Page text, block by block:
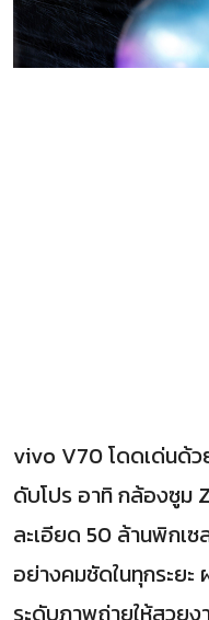
vivo V70 โดดเด่นด้
ดับโปร อาทิ กล้องซูม
ละเอียด 50 ล้านพิกเซ
อย่างคมชัดในทุกระย